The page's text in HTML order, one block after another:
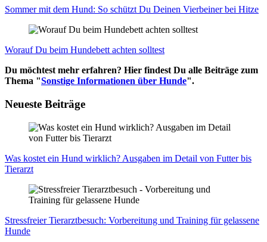
Som­mer mit dem Hund: So schützt Du Dei­nen Vier­bei­ner bei Hit­ze
Wor­auf Du beim Hun­de­bett ach­ten soll­test
Du möchtest mehr erfahren? Hier findest Du alle Beiträge zum
Thema "Sonstige Informationen über Hunde".
Neueste Beiträge
Was kos­tet ein Hund wirk­lich? Aus­ga­ben im Detail von Fut­ter bis
Tier­arzt
Stress­frei­er Tier­arzt­be­such: Vor­be­rei­tung und Trai­ning für gelas­se­ne
Hun­de